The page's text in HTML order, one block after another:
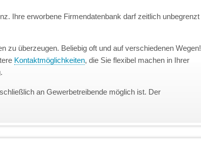
Ihre erworbene Firmendatenbank darf zeitlich unbegrenzt
zu überzeugen. Beliebig oft und auf verschiedenen Wegen!
Kontaktmöglichkeiten, die Sie flexibel machen in Ihrer
an Gewerbetreibende möglich ist. Der